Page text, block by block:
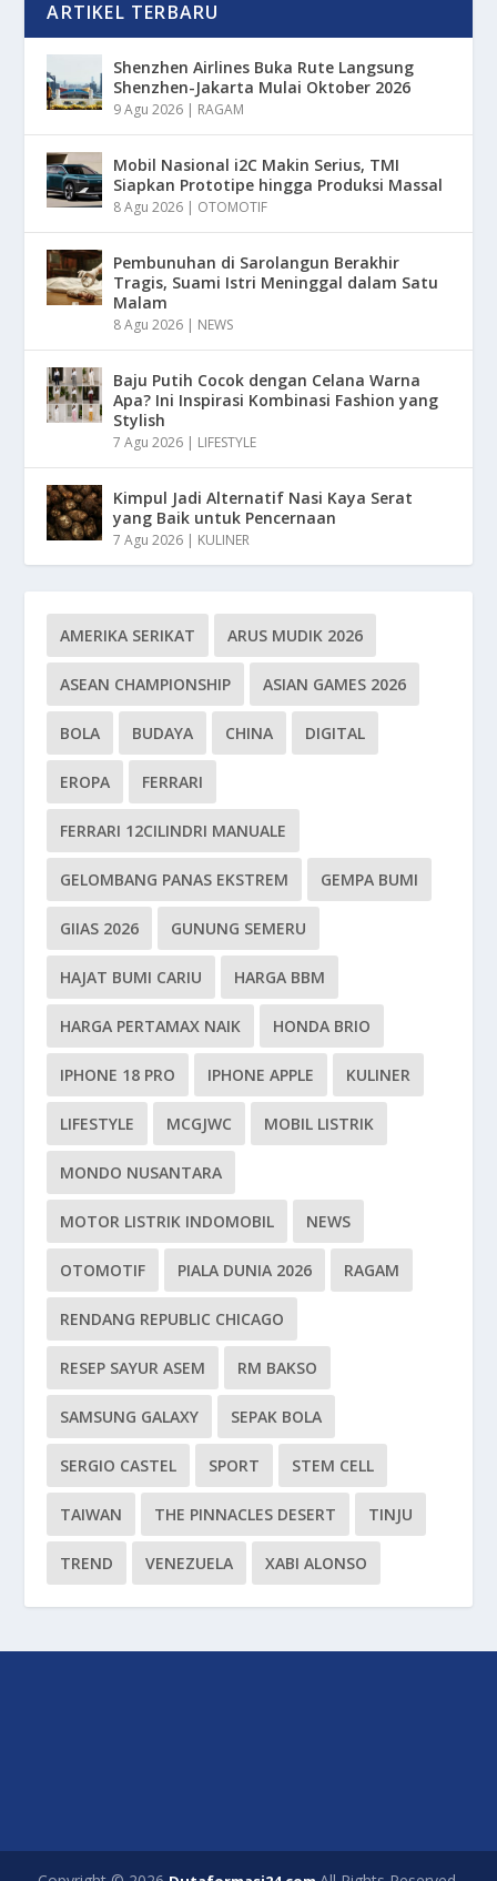
ARTIKEL TERBARU
Shenzhen Airlines Buka Rute Langsung
Shenzhen-Jakarta Mulai Oktober 2026
9 Agu 2026 | RAGAM
Mobil Nasional i2C Makin Serius, TMI
Siapkan Prototipe hingga Produksi Massal
8 Agu 2026 | OTOMOTIF
Pembunuhan di Sarolangun Berakhir
Tragis, Suami Istri Meninggal dalam Satu
Malam
8 Agu 2026 | NEWS
Baju Putih Cocok dengan Celana Warna
Apa? Ini Inspirasi Kombinasi Fashion yang
Stylish
7 Agu 2026 | LIFESTYLE
Kimpul Jadi Alternatif Nasi Kaya Serat
yang Baik untuk Pencernaan
7 Agu 2026 | KULINER
AMERIKA SERIKAT ARUS MUDIK 2026
ASEAN CHAMPIONSHIP ASIAN GAMES 2026
BOLA BUDAYA CHINA DIGITAL
EROPA FERRARI
FERRARI 12CILINDRI MANUALE
GELOMBANG PANAS EKSTREM GEMPA BUMI
GIIAS 2026 GUNUNG SEMERU
HAJAT BUMI CARIU HARGA BBM
HARGA PERTAMAX NAIK HONDA BRIO
IPHONE 18 PRO IPHONE APPLE KULINER
LIFESTYLE MCGJWC MOBIL LISTRIK
MONDO NUSANTARA
MOTOR LISTRIK INDOMOBIL NEWS
OTOMOTIF PIALA DUNIA 2026 RAGAM
RENDANG REPUBLIC CHICAGO
RESEP SAYUR ASEM RM BAKSO
SAMSUNG GALAXY SEPAK BOLA
SERGIO CASTEL SPORT STEM CELL
TAIWAN THE PINNACLES DESERT TINJU
TREND VENEZUELA XABI ALONSO